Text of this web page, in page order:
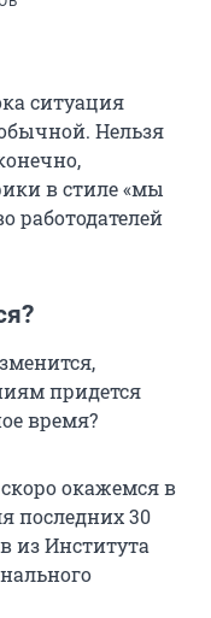
ситуация
Нельзя
в стиле «мы
работодателей
придется
время?
окажемся в
последних 30
из Института